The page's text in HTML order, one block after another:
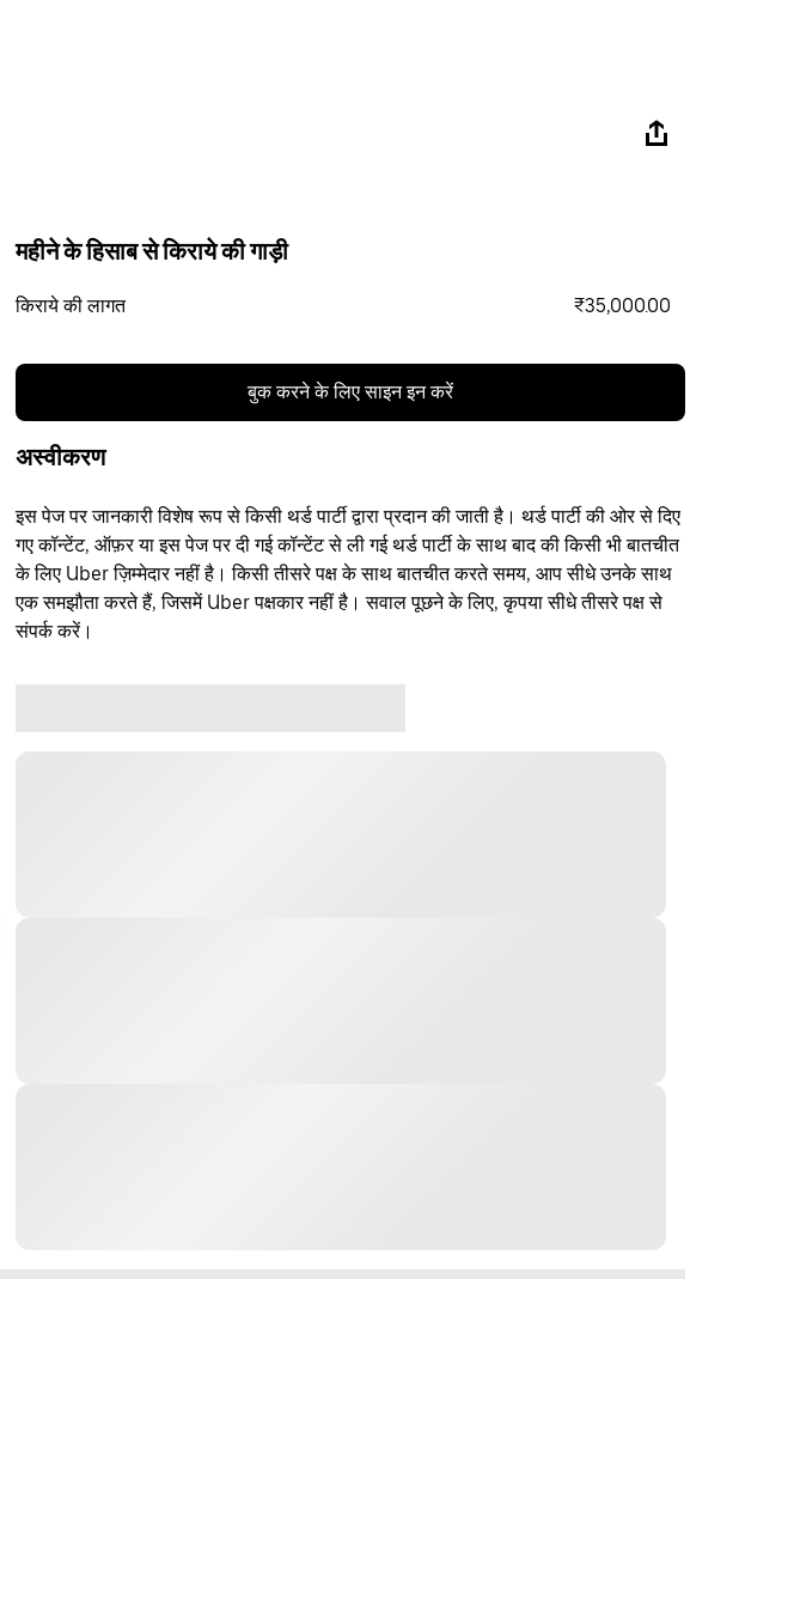
महीने के हिसाब से किराये की गाड़ी
किराये की लागत ₹35,000.00
बुक करने के लिए साइन इन करें
अस्वीकरण
इस पेज पर जानकारी विशेष रूप से किसी थर्ड पार्टी द्वारा प्रदान की जाती है। थर्ड पार्टी की ओर से दिए
गए कॉन्टेंट, ऑफ़र या इस पेज पर दी गई कॉन्टेंट से ली गई थर्ड पार्टी के साथ बाद की किसी भी बातचीत
के लिए Uber ज़िम्मेदार नहीं है। किसी तीसरे पक्ष के साथ बातचीत करते समय, आप सीधे उनके साथ
एक समझौता करते हैं, जिसमें Uber पक्षकार नहीं है। सवाल पूछने के लिए, कृपया सीधे तीसरे पक्ष से
संपर्क करें।